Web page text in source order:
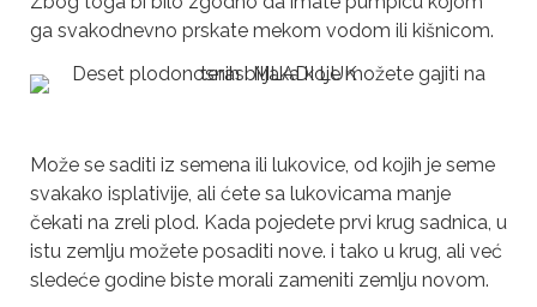
ga svakodnevno prskate mekom vodom ili kišnicom.
Može se saditi iz semena ili lukovice, od kojih je seme
svakako isplativije, ali ćete sa lukovicama manje
čekati na zreli plod. Kada pojedete prvi krug sadnica, u
istu zemlju možete posaditi nove. i tako u krug, ali već
sledeće godine biste morali zameniti zemlju novom.